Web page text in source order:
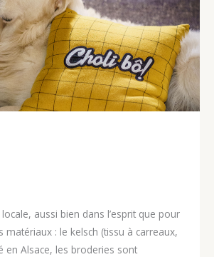
aussi bien dans l’esprit que pour
matériaux : le kelsch (tissu à carreaux,
en Alsace, les broderies sont